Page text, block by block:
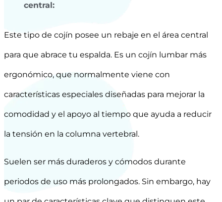
central:
Este tipo de cojín posee un rebaje en el área central
para que abrace tu espalda. Es un cojín lumbar más
ergonómico, que normalmente viene con
características especiales diseñadas para mejorar la
comodidad y el apoyo al tiempo que ayuda a reducir
la tensión en la columna vertebral.
Suelen ser más duraderos y cómodos durante
periodos de uso más prolongados. Sin embargo, hay